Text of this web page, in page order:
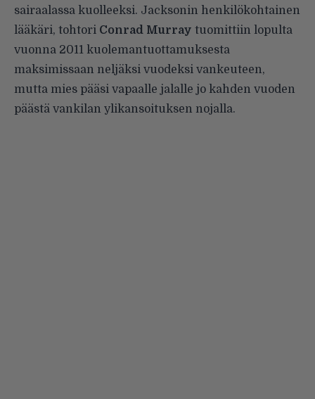
sairaalassa kuolleeksi. Jacksonin henkilökohtainen
lääkäri, tohtori Conrad Murray tuomittiin lopulta
vuonna 2011 kuolemantuottamuksesta
maksimissaan neljäksi vuodeksi vankeuteen,
mutta mies pääsi vapaalle jalalle jo kahden vuoden
päästä vankilan ylikansoituksen nojalla.